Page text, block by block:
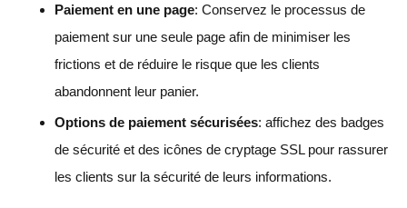
Paiement en une page: Conservez le processus de
paiement sur une seule page afin de minimiser les
frictions et de réduire le risque que les clients
abandonnent leur panier.
Options de paiement sécurisées: affichez des badges
de sécurité et des icônes de cryptage SSL pour rassurer
les clients sur la sécurité de leurs informations.